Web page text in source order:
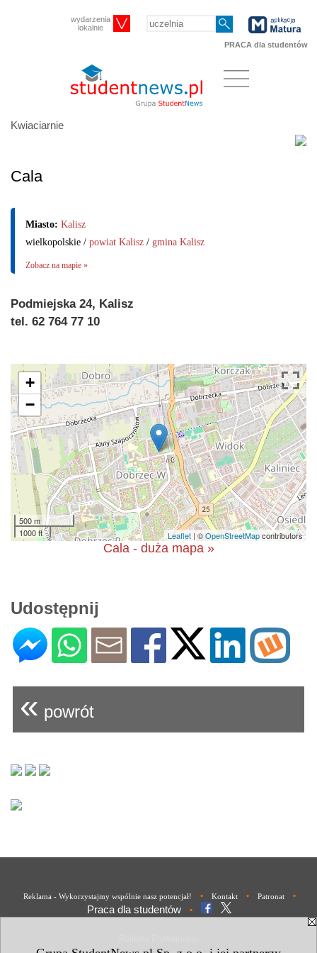
wydarzenia
lokalnie
PRACA dla studentów
Kwiaciarnie
Cala
Miasto: Kalisz
wielkopolskie / powiat Kalisz / gmina Kalisz
Zobacz na mapie »
Podmiejska 24, Kalisz
tel. 62 764 77 10
+
−
500 m
1000 ft
Leaflet | ©OpenStreetMapcontributors
Cala - duża mapa »
Udostępnij
« powrót
Reklama - Wykorzystajmy wspólnie nasz potencjał! • Kontakt • Patronat •
Praca dla studentów •